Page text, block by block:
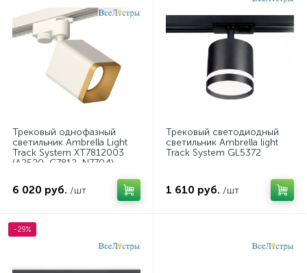
Трековый однофазный
светильник Ambrella Light
Track System XT7812003
(A2520, C7812, N7704)
6 020 руб. /шт
Трековый светодиодный
светильник Ambrella light
Track System GL5372
1 610 руб. /шт
-29%